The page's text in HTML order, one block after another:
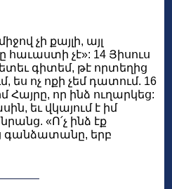
չի քայլի, այլ
հաւաստի չէ»: 14 Յիսուս
գիտեմ, թէ որտեղից
ես ոչ ոքի չեմ դատում. 16
Հայրը, որ ինձ ուղարկեց:
եւ վկայում է իմ
«Ո՛չ ինձ էք
գանձատանը, երբ